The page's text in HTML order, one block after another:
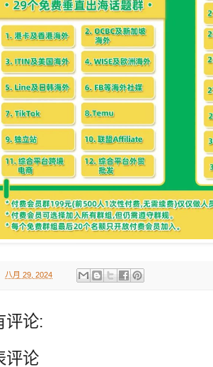
八月 29, 2024
评论:
评论